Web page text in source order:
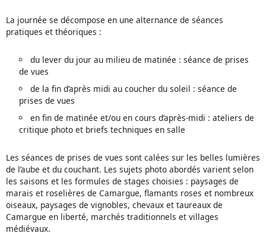
La journée se décompose en une alternance de séances
pratiques et théoriques :
du lever du jour au milieu de matinée : séance de prises
de vues
de la fin d’après midi au coucher du soleil : séance de
prises de vues
en fin de matinée et/ou en cours d’après-midi : ateliers de
critique photo et briefs techniques en salle
Les séances de prises de vues sont calées sur les belles lumières
de l’aube et du couchant. Les sujets photo abordés varient selon
les saisons et les formules de stages choisies : paysages de
marais et roselières de Camargue, flamants roses et nombreux
oiseaux, paysages de vignobles, chevaux et taureaux de
Camargue en liberté, marchés traditionnels et villages
médiévaux.